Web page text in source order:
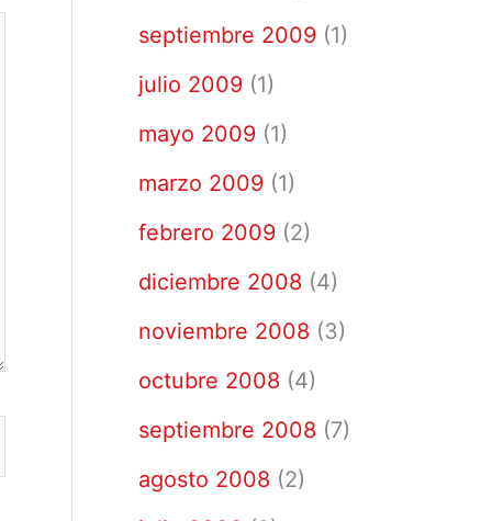
septiembre 2009 (1)
julio 2009 (1)
mayo 2009 (1)
marzo 2009 (1)
febrero 2009 (2)
diciembre 2008 (4)
noviembre 2008 (3)
octubre 2008 (4)
septiembre 2008 (7)
agosto 2008 (2)